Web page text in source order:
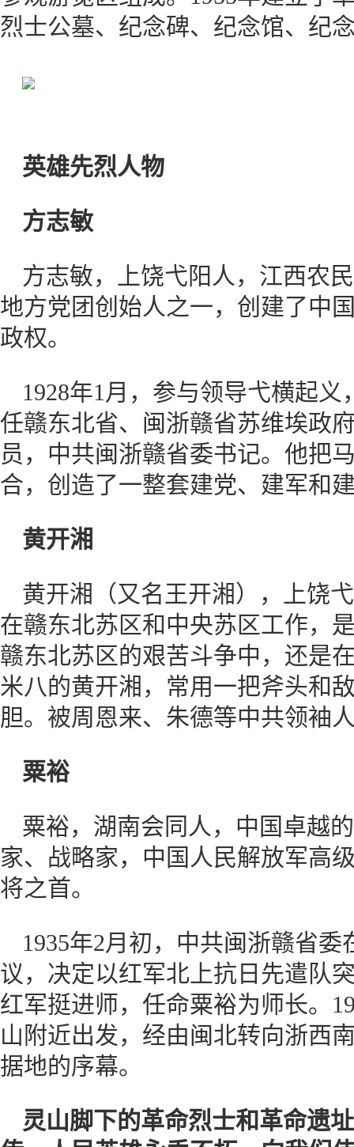
烈士公墓、纪念碑、纪念馆、纪
英雄先烈人物
方志敏
方志敏，上饶弋阳人，江西农
地方党团创始人之一，创建了中
政权。
1928年1月，参与领导弋横起
任赣东北省、闽浙赣省苏维埃政
员，中共闽浙赣省委书记。他把
合，创造了一整套建党、建军和
黄开湘
黄开湘（又名王开湘），上饶
在赣东北苏区和中央苏区工作，
赣东北苏区的艰苦斗争中，还是
米八的黄开湘，常用一把斧头和
胆。被周恩来、朱德等中共领袖
粟裕
粟裕，湖南会同人，中国卓越
家、战略家，中国人民解放军高
将之首。
1935年2月初，中共闽浙赣省
议，决定以红军北上抗日先遣队
红军挺进师，任命粟裕为师长。
山附近出发，经由闽北转向浙西
据地的序幕。
灵山脚下的革命烈士和革命遗